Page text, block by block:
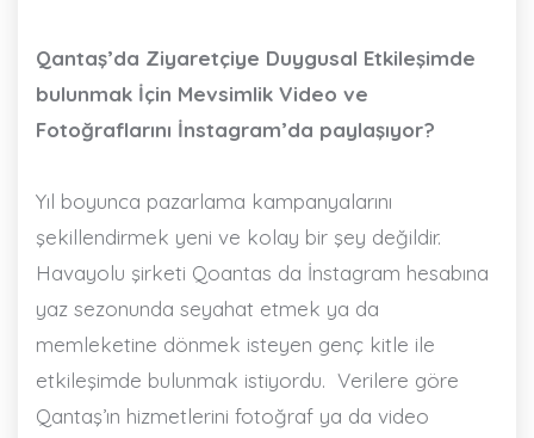
Qantaş’da Ziyaretçiye Duygusal Etkileşimde
bulunmak İçin Mevsimlik Video ve
Fotoğraflarını İnstagram’da paylaşıyor?
Yıl boyunca pazarlama kampanyalarını
şekillendirmek yeni ve kolay bir şey değildir.
Havayolu şirketi Qoantas da İnstagram hesabına
yaz sezonunda seyahat etmek ya da
memleketine dönmek isteyen genç kitle ile
etkileşimde bulunmak istiyordu. Verilere göre
Qantaş’ın hizmetlerini fotoğraf ya da video